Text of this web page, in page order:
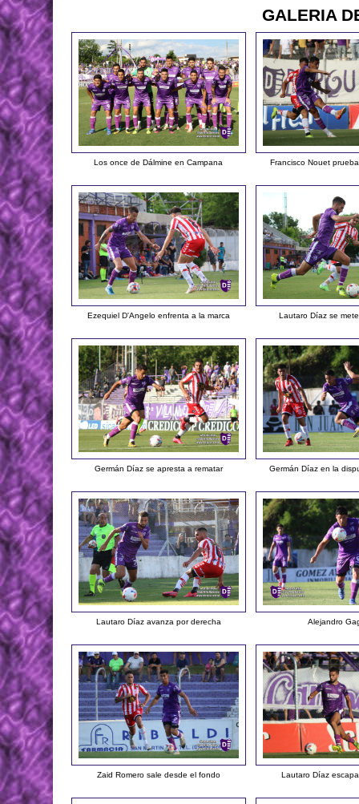
GALERIA
Los once de Dálmine en Campana Francisco Nouet
Ezequiel D'Angelo enfrenta a la marca Lautaro Díaz se
Germán Díaz se apresta a rematar Germán Díaz en la
Lautaro Díaz avanza por derecha Alejandro
Zaid Romero sale desde el fondo Lautaro Díaz